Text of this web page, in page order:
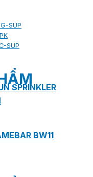
SUP
SUP
SPRINKLER
BW11